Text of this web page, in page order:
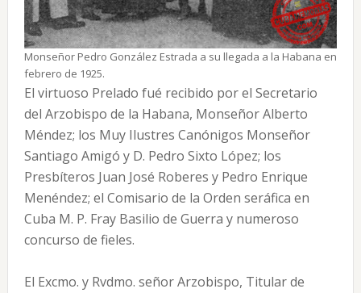
Monseñor Pedro González Estrada a su llegada a la Habana en
febrero de 1925.
El virtuoso Prelado fué recibido por el Secretario
del Arzobispo de la Habana, Monseñor Alberto
Méndez; los Muy Ilustres Canónigos Monseñor
Santiago Amigó y D. Pedro Sixto López; los
Presbíteros Juan José Roberes y Pedro Enrique
Menéndez; el Comisario de la Orden seráfica en
Cuba M. P. Fray Basilio de Guerra y numeroso
concurso de fieles.
El Excmo. y Rvdmo. señor Arzobispo, Titular de